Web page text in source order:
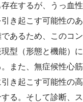
在するが、うっ血性
き起こす可能性のあ
あるため、このコン
型（形態と機能）に
また、無症候性心筋
き起こす可能性の高
る。そして診断、ス